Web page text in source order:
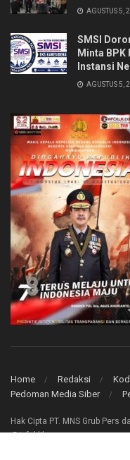
AGUSTUS 5,
SMSI
Minta
Instansi
AGUSTUS 5,
Home Redaksi
Pedoman Media Siber
Hak Cipta PT. MNS Grub Pers
@infoklik.co